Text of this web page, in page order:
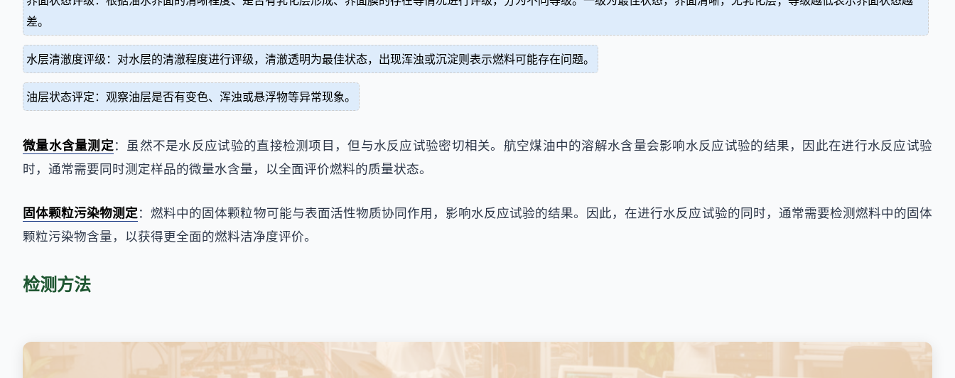
差。
水层清澈度评级：对水层的清澈程度进行评级，清澈透明为最佳状态，出现浑浊或沉淀则表示燃料可能存在问题。
油层状态评定：观察油层是否有变色、浑浊或悬浮物等异常现象。
微量水含量测定：虽然不是水反应试验的直接检测项目，但与水反应试验密切相关。航空煤油中的溶解水含量会影响水反应试验的结果，因此在进行水反应试验
时，通常需要同时测定样品的微量水含量，以全面评价燃料的质量状态。
固体颗粒污染物测定：燃料中的固体颗粒物可能与表面活性物质协同作用，影响水反应试验的结果。因此，在进行水反应试验的同时，通常需要检测燃料中的固体
颗粒污染物含量，以获得更全面的燃料洁净度评价。
检测方法